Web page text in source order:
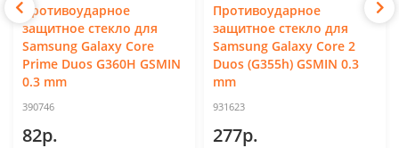
Противоударное
защитное стекло для
Samsung Galaxy Core
Prime Duos G360H GSMIN
0.3 mm
390746
82р.
Противоударное
защитное стекло для
Samsung Galaxy Core 2
Duos (G355h) GSMIN 0.3
mm
931623
277р.